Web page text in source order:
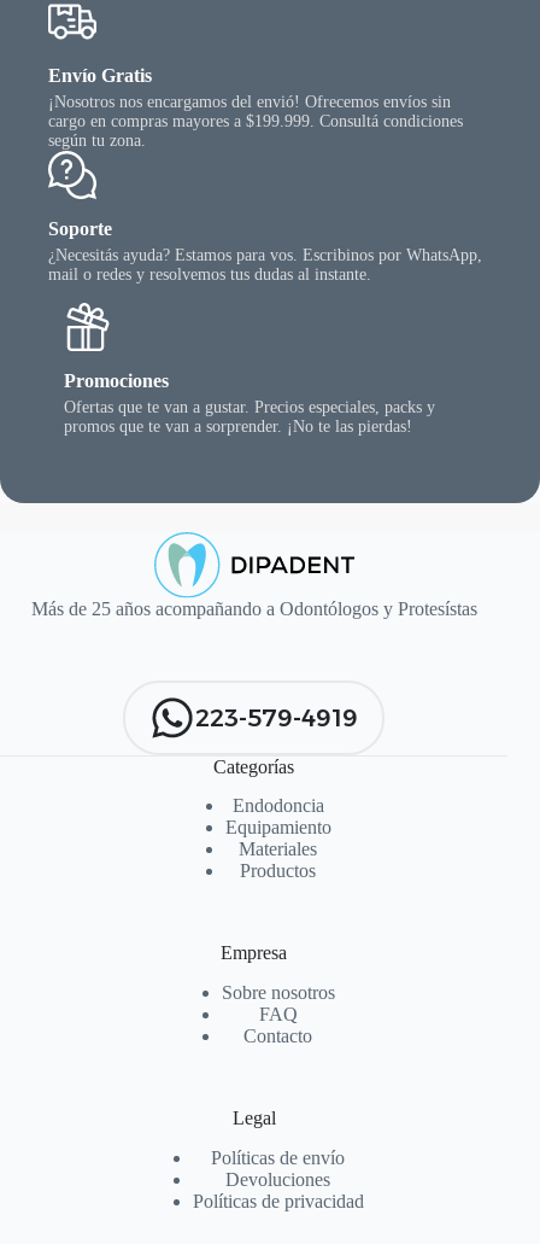
Envío Gratis
¡Nosotros nos encargamos del envió! Ofrecemos envíos sin
cargo en compras mayores a $199.999. Consultá condiciones
según tu zona.
Soporte
¿Necesitás ayuda? Estamos para vos. Escribinos por WhatsApp,
mail o redes y resolvemos tus dudas al instante.
Promociones
Ofertas que te van a gustar. Precios especiales, packs y
promos que te van a sorprender. ¡No te las pierdas!
Más de 25 años acompañando a Odontólogos y Protesístas
223-579-4919
Categorías
Endodoncia
Equipamiento
Materiales
Productos
Empresa
Sobre nosotros
FAQ
Contacto
Legal
Políticas de envío
Devoluciones
Políticas de privacidad